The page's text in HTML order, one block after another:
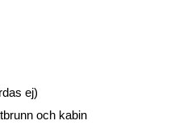
ej)
och kabin